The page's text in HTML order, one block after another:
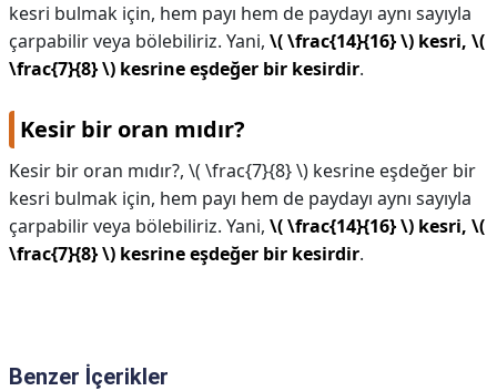
kesri bulmak için, hem payı hem de paydayı aynı sayıyla
çarpabilir veya bölebiliriz. Yani, \( \frac{14}{16} \) kesri, \(
\frac{7}{8} \) kesrine eşdeğer bir kesirdir.
Kesir bir oran mıdır?
Kesir bir oran mıdır?, \( \frac{7}{8} \) kesrine eşdeğer bir
kesri bulmak için, hem payı hem de paydayı aynı sayıyla
çarpabilir veya bölebiliriz. Yani, \( \frac{14}{16} \) kesri, \(
\frac{7}{8} \) kesrine eşdeğer bir kesirdir.
Benzer İçerikler